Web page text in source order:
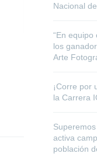
Nacional
“En equipo
los
Arte
¡Corre por
la Carrera
activa
población